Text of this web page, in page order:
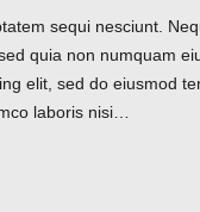
sequi nesciunt.
quia non numquam
elit, sed do eiusmod
laboris nisi…